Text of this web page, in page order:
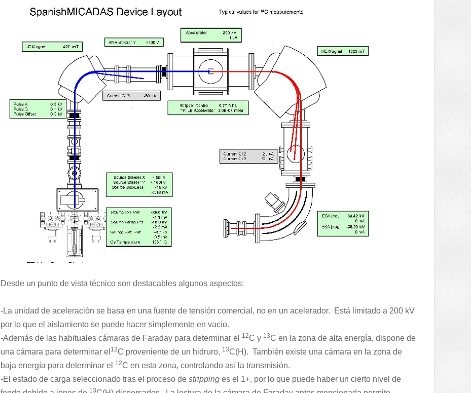
Desde un punto de vista técnico son destacables algunos aspectos:
-La unidad de aceleración se basa en una fuente de tensión comercial, no en un acelerador. Está limitado a 200 kV
por lo que el aislamiento se puede hacer simplemente en vacío.
-Además de las habituales cámaras de Faraday para determinar el
12C y 13C en la zona de alta energía, dispone de
una cámara para determinar el 13C proveniente de un hidruro, 13C(H). También existe una cámara en la zona de
baja energía para determinar el
12C en esta zona, controlando así la transmisión.
-El estado de carga seleccionado tras el proceso de strippinges el 1+, por lo que puede haber un cierto nivel de
13